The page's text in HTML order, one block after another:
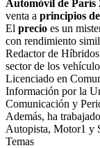
Automóvil de París
venta a principios
El precio es un
con rendimiento
Redactor de
sector de los
Licenciado en
Información por la
Comunicación y
Además, ha
Autopista, Motor1 y
Temas